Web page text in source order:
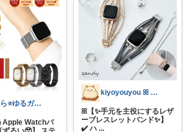
ちゅら⭐️ゆるガジェ日和⭐️
Apple Watchバ
kiyoyouyou ꕤ ゆーゆーꕤ
ꕤ【✨手元を主役にするレザ
ーブレスレットバンド✨】
✔️ ハ ...